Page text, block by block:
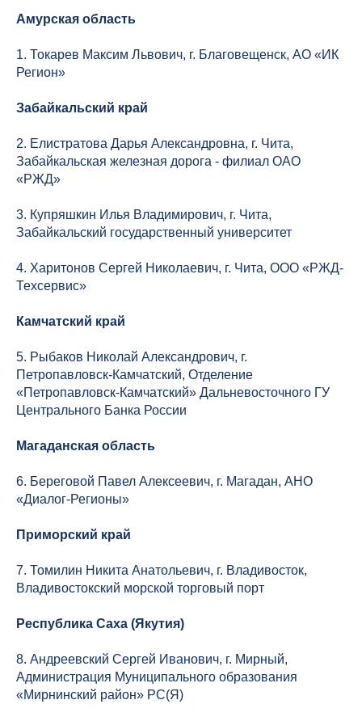
Амурская область
1. Токарев Максим Львович, г. Благовещенск, АО «ИК
Регион»
Забайкальский край
2. Елистратова Дарья Александровна, г. Чита,
Забайкальская железная дорога - филиал ОАО
«РЖД»
3. Купряшкин Илья Владимирович, г. Чита,
Забайкальский государственный университет
4. Харитонов Сергей Николаевич, г. Чита, ООО «РЖД-
Техсервис»
Камчатский край
5. Рыбаков Николай Александрович, г.
Петропавловск-Камчатский, Отделение
«Петропавловск-Камчатский» Дальневосточного ГУ
Центрального Банка России
Магаданская область
6. Береговой Павел Алексеевич, г. Магадан, АНО
«Диалог-Регионы»
Приморский край
7. Томилин Никита Анатольевич, г. Владивосток,
Владивостокский морской торговый порт
Республика Саха (Якутия)
8. Андреевский Сергей Иванович, г. Мирный,
Администрация Муниципального образования
«Мирнинский район» РС(Я)